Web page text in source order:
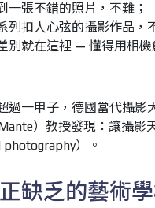
一張不錯的照片，不難；
列扣人心弦的攝影作品，
別就在這裡 — 懂得用相
過一甲子，德國當代攝影
）教授發現：讓攝影
photography）。
缺乏的藝術